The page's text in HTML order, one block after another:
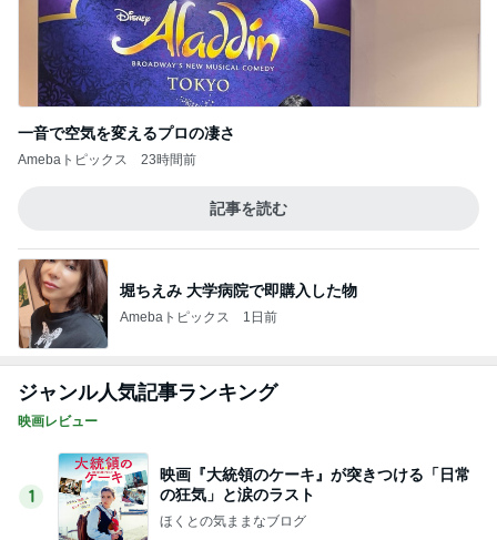
一音で空気を変えるプロの凄さ
Amebaトピックス 23時間前
記事を読む
堀ちえみ 大学病院で即購入した物
Amebaトピックス 1日前
ジャンル人気記事ランキング
映画レビュー
1
映画『大統領のケーキ』が突きつける「日常
の狂気」と涙のラスト
ほくとの気ままなブログ